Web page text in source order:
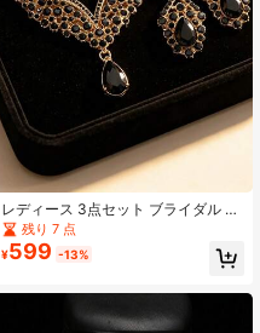
レディース 3点セット ブライダル ウ
ェディングネックレス&ピアスセッ
ト、ウェディングパーティー用の洗
練されたアクセサリーコンビネーシ
残り 7 点
¥599 -13%